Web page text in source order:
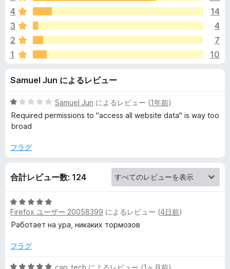
ド
オ
ン
a
p
a
p
e
の
レ
ビ
.
の
価
4
14
3
4
2
7
1
10
Samuel Jun によるレビュー
5
段
階
1
価
Samuel Jun によるレビュー (1年前)
Required permissions to "access all website data" is way too
broad
フラグ
合計レビュー数: 124
5
段
階
5
評
Firefox ユーザー 20058399 によるレビュー (4日前)
Работает на ура, никаких тормозов
フラグ
5
cap_tech によるレビュー (1ヶ月前)